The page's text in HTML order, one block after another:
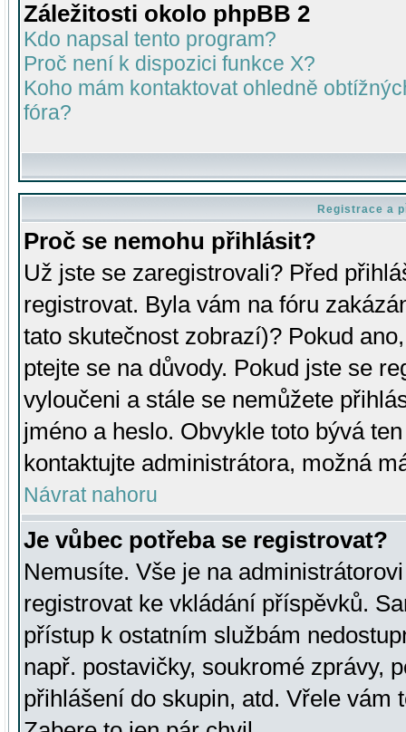
Záležitosti okolo phpBB 2
Kdo napsal tento program?
Proč není k dispozici funkce X?
Koho mám kontaktovat ohledně
fóra?
Registrace a
Proč se nemohu přihlásit?
Už jste se zaregistrovali? Před
registrovat. Byla vám na fóru
tato skutečnost zobrazí)? Pokud
ptejte se na důvody. Pokud jste se
vyloučeni a stále se nemůžete
jméno a heslo. Obvykle toto bývá
kontaktujte administrátora, možná
Návrat nahoru
Je vůbec potřeba se registrovat?
Nemusíte. Vše je na
registrovat ke vkládání příspěvků.
přístup k ostatním službám
např. postavičky, soukromé zprávy,
přihlášení do skupin, atd. Vřele vám